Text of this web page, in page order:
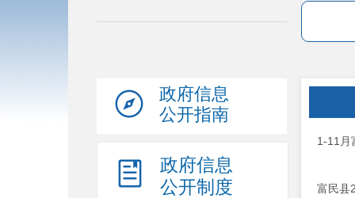
政府信息
公开指南
政府信息
公开制度
1-11月
富民县